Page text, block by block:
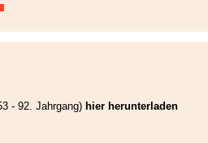
- 92. Jahrgang) hier herunterladen